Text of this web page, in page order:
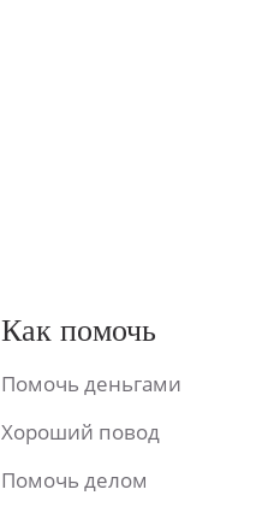
Как помочь
Помочь деньгами
Хороший повод
Помочь делом